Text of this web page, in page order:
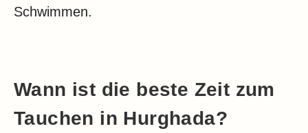
Schwimmen.
Wann ist die beste Zeit zum
Tauchen in Hurghada?